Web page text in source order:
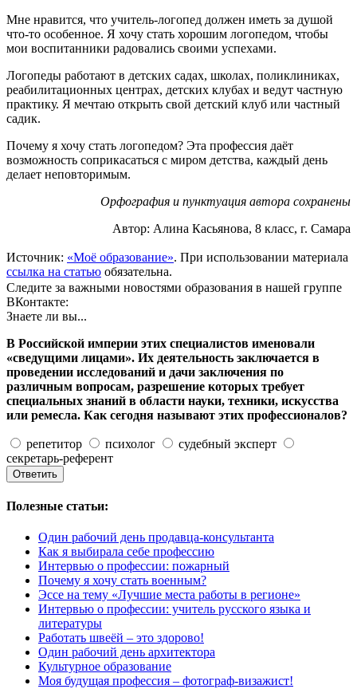
Мне нравится, что учитель-логопед должен иметь за душой
что-то особенное. Я хочу стать хорошим логопедом, чтобы
мои воспитанники радовались своими успехами.
Логопеды работают в детских садах, школах, поликлиниках,
реабилитационных центрах, детских клубах и ведут частную
практику. Я мечтаю открыть свой детский клуб или частный
садик.
Почему я хочу стать логопедом? Эта профессия даёт
возможность соприкасаться с миром детства, каждый день
делает неповторимым.
Орфография и пунктуация автора сохранены
Автор: Алина Касьянова, 8 класс, г. Самара
Источник: «Моё образование». При использовании материала
ссылка на статью обязательна.
Следите за важными новостями образования в нашей группе
ВКонтакте:
Знаете ли вы...
В Российской империи этих специалистов именовали
«сведущими лицами». Их деятельность заключается в
проведении исследований и дачи заключения по
различным вопросам, разрешение которых требует
специальных знаний в области науки, техники, искусства
или ремесла. Как сегодня называют этих профессионалов?
репетитор психолог
судебный эксперт
секретарь-референт
Полезные статьи:
Один рабочий день продавца-консультанта
Как я выбирала себе профессию
Интервью о профессии: пожарный
Почему я хочу стать военным?
Эссе на тему «Лучшие места работы в регионе»
Интервью о профессии: учитель русского языка и
литературы
Работать швеёй – это здорово!
Один рабочий день архитектора
Культурное образование
Моя будущая профессия – фотограф-визажист!